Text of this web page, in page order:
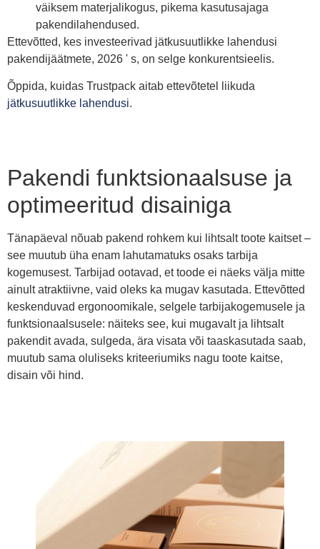
väiksem materjalikogus, pikema kasutusajaga
pakendilahendused.
Ettevõtted, kes investeerivad jätkusuutlikke lahendusi
pakendijäätmete, 2026 ' s, on selge konkurentsieelis.
Õppida, kuidas Trustpack aitab ettevõtetel liikuda
jätkusuutlikke lahendusi.
Pakendi funktsionaalsuse ja
optimeeritud disainiga
Tänapäeval nõuab pakend rohkem kui lihtsalt toote kaitset –
see muutub üha enam lahutamatuks osaks tarbija
kogemusest. Tarbijad ootavad, et toode ei näeks välja mitte
ainult atraktiivne, vaid oleks ka mugav kasutada. Ettevõtted
keskenduvad ergonoomikale, selgele tarbijakogemusele ja
funktsionaalsusele: näiteks see, kui mugavalt ja lihtsalt
pakendit avada, sulgeda, ära visata või taaskasutada saab,
muutub sama oluliseks kriteeriumiks nagu toote kaitse,
disain või hind.